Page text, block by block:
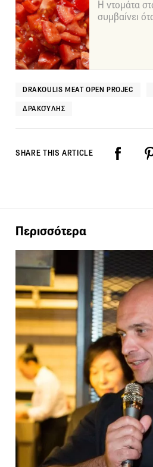
Η ντομάτα
συμβαίνει
DRAKOULIS MEAT OPEN PROJEC
ΔΡΑΚΟΎΛΗΣ
SHARE THIS ARTICLE
Περισσότερα